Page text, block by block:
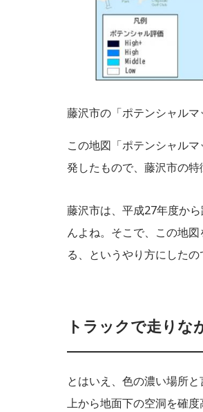
藤沢市の「ポテンシャル
この地図「ポテンシャル
発したもので、藤沢市の
藤沢市は、平成27年度か
んよね。そこで、この地
る、というやり方にしたの
トラックで走りな
とはいえ、色の濃い場所
上から地面下の空洞を確度